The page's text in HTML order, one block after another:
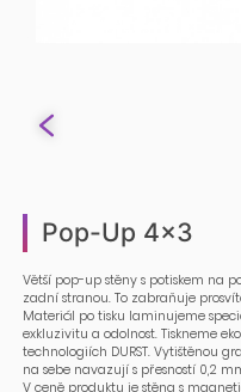
Pop-Up 4x3
Větší pop-up stěny s potiskem na
zadní stranou. To zabraňuje
Materiál po tisku laminujeme
exkluzivitu a odolnost. Tiskneme
technologiích DURST. Vytištěnou
na sebe navazují s přesností 0,2
V ceně produktu je stěna s